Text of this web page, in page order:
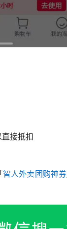
接抵扣
智人外卖团购神券